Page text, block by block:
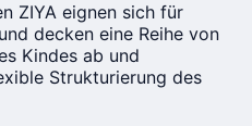
ZIYA eignen sich für
decken eine Reihe von
Kindes ab und
Strukturierung des